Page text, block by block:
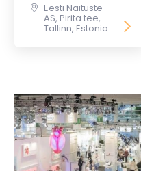
Eesti Näituste
AS, Pirita tee,
Tallinn, Estonia